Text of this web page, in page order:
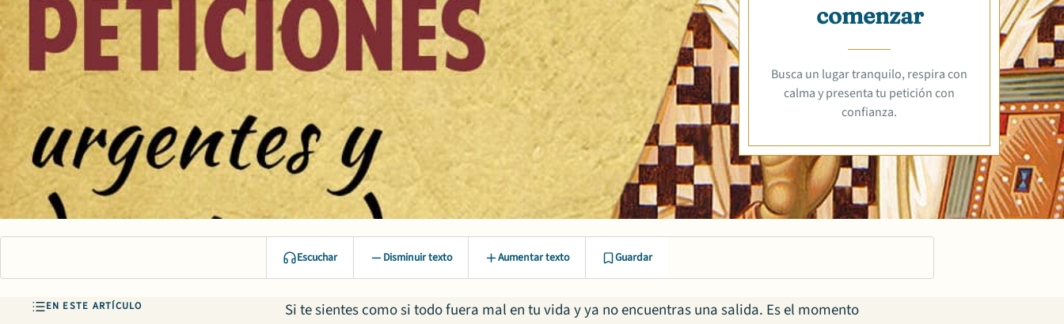
comenzar
Busca un lugar tranquilo, respira con
calma y presenta tu petición con
confianza.
Escuchar Disminuir texto Aumentar texto Guardar
EN ESTE ARTÍCULO
Si te sientes como si todo fuera mal en tu vida y ya no encuentras una salida. Es el momento